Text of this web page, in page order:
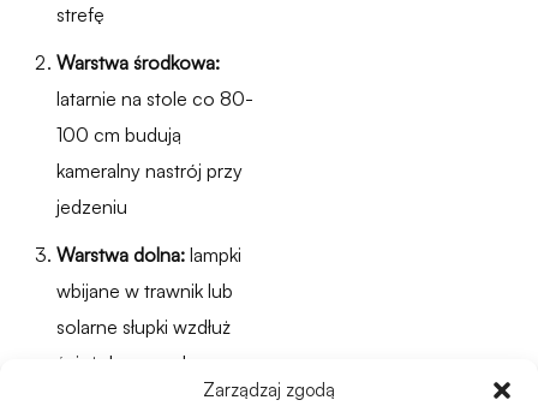
Zarządzaj zgodą
strefę
Warstwa środkowa:
latarnie na stole co 80-
100 cm budują
kameralny nastrój przy
jedzeniu
Warstwa dolna: lampki
wbijane w trawnik lub
solarne słupki wzdłuż
ścieżek prowadzą
wszystkich po zmroku